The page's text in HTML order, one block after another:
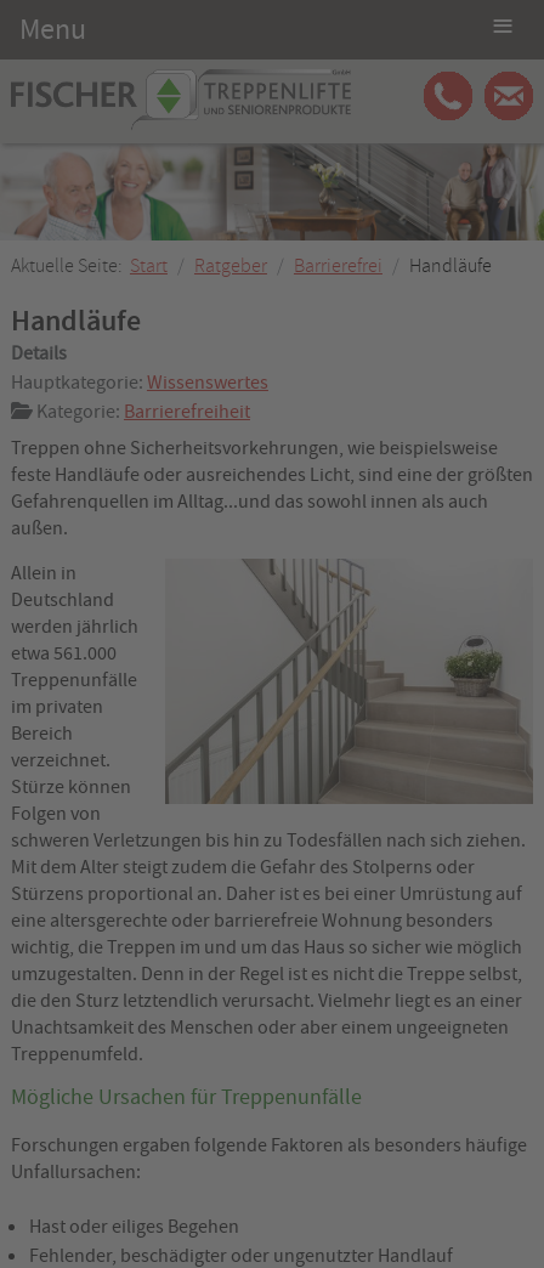
Aktuelle Seite: Start Ratgeber Barrierefrei Handläufe
Handläufe
Details
Hauptkategorie: Wissenswertes
Kategorie: Barrierefreiheit
Treppen ohne Sicherheitsvorkehrungen, wie beispielsweise
feste Handläufe oder ausreichendes Licht, sind eine der größten
Gefahrenquellen im Alltag...und das sowohl innen als auch
außen.
Allein in
Deutschland
werden jährlich
etwa 561.000
Treppenunfälle
im privaten
Bereich
verzeichnet.
Stürze können
Folgen von
schweren Verletzungen bis hin zu Todesfällen nach sich ziehen.
Mit dem Alter steigt zudem die Gefahr des Stolperns oder
Stürzens proportional an. Daher ist es bei einer Umrüstung auf
eine altersgerechte oder barrierefreie Wohnung besonders
wichtig, die Treppen im und um das Haus so sicher wie möglich
umzugestalten. Denn in der Regel ist es nicht die Treppe selbst,
die den Sturz letztendlich verursacht. Vielmehr liegt es an einer
Unachtsamkeit des Menschen oder aber einem ungeeigneten
Treppenumfeld.
Mögliche Ursachen für Treppenunfälle
Forschungen ergaben folgende Faktoren als besonders häufige
Unfallursachen:
Hast oder eiliges Begehen
Fehlender, beschädigter oder ungenutzter Handlauf
Menu ≡